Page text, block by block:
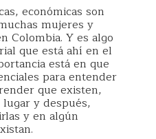
económicas son
mujeres y
Colombia. Y es algo
que está ahí en el
está en que
para entender
que existen,
y después,
y en algún